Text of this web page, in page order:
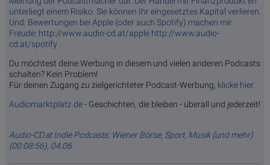
unterliegt einem Risiko. Sie können Ihr eingesetztes Kapital verlieren.
Und: Bewertungen bei Apple (oder auch Spotify) machen mir
Freude: http://www.audio-cd.at/apple http://www.audio-
cd.at/spotify .
Du möchtest deine Werbung in diesem und vielen anderen Podcasts
schalten? Kein Problem!
Für deinen Zugang zu zielgerichteter Podcast-Werbung, klicke hier.
Audiomarktplatz.de- Geschichten, die bleiben - überall und jederzeit!
Audio-CD.at Indie Podcasts: Wiener Börse, Sport, Musik (und mehr)
(00:08:56), 04.06.